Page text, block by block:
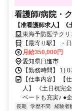
看護師/病院・
【准看護師求人】
でプライベートも充
東海予防医学クリ
【最寄り駅】 ・
月給350,000円
愛知県日進市
【勤務時間】 1)
【仕事内容】 【
人】 《土日祝完
ベートも充実♪ ●
長期 学歴不問 経験者